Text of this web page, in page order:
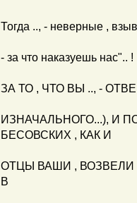
Тогда .., - неверные ,
- за что наказуешь нас".. !
ЗА ТО , ЧТО ВЫ .., -
ИЗНАЧАЛЬНОГО...), И
БЕСОВСКИХ , КАК И
ОТЦЫ ВАШИ , ВОЗВЕЛИ
В